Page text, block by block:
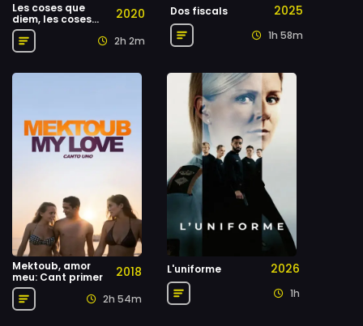
Les coses que
diem, les coses
que fem
2020
2h 2m
Dos fiscals 2025
1h 58m
Mektoub, amor
meu: Cant primer
2018
2h 54m
L'uniforme 2026
1h